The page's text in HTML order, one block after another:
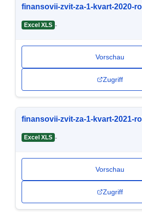
finansovii-zvit-za-1-kvart-2020-
Excel XLS -
Vorschau
Zugriff
finansovii-zvit-za-1-kvart-2021-
Excel XLS -
Vorschau
Zugriff